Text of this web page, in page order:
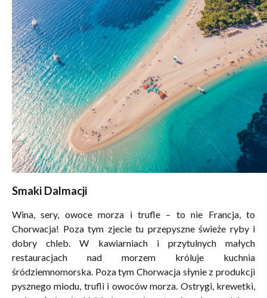
Smaki Dalmacji
Wina, sery, owoce morza i trufle – to nie Francja, to
Chorwacja! Poza tym zjecie tu przepyszne świeże ryby i
dobry chleb. W kawiarniach i przytulnych małych
restauracjach nad morzem króluje kuchnia
śródziemnomorska. Poza tym Chorwacja słynie z produkcji
pysznego miodu, trufli i owoców morza. Ostrygi, krewetki,